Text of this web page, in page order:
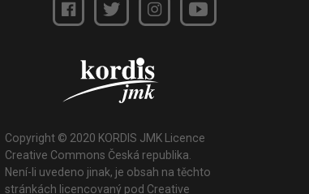
Copyright © 2020 KORDIS JMK Licence
Creative Commons Česká republika.
Není-li uvedeno jinak, je obsah na těchto
stránkách licencovaný pod Creative